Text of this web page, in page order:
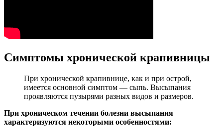
Симптомы хронической крапивницы
При хронической крапивнице, как и при острой,
имеется основной симптом — сыпь. Высыпания
проявляются пузырями разных видов и размеров.
При хроническом течении болезни высыпания
характеризуются некоторыми особенностями: